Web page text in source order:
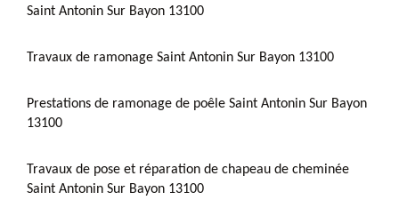
Saint Antonin Sur Bayon 13100
Travaux de ramonage Saint Antonin Sur Bayon 13100
Prestations de ramonage de poêle Saint Antonin Sur Bayon
13100
Travaux de pose et réparation de chapeau de cheminée
Saint Antonin Sur Bayon 13100